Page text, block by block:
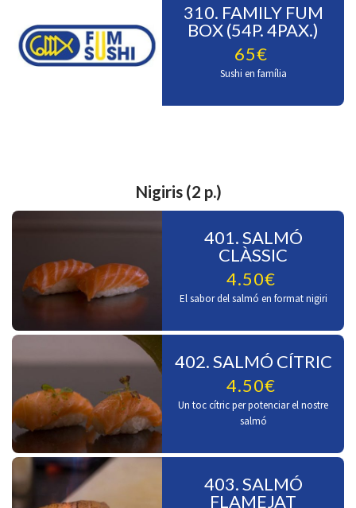
310. FAMILY FUM
BOX (54P. 4PAX.)
65€
Sushi en família
Nigiris (2 p.)
401. SALMÓ
CLÀSSIC
4.50€
El sabor del salmó en format nigiri
402. SALMÓ CÍTRIC
4.50€
Un toc cítric per potenciar el nostre
salmó
403. SALMÓ
FLAMEJAT